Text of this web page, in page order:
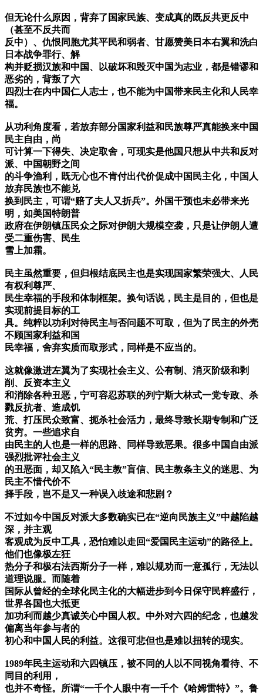
但无论什么原因，背弃了国家民族、变成真的既反共更反中
（甚至不反共而
反中）、仇恨同胞尤其平民和弱者、甘愿赞美日本右翼和洗白
日本战争罪行、解
构并贬损汉族和中国、以破坏和毁灭中国为志业，都是错谬和
恶劣的，背叛了六
四烈士在内中国仁人志士，也不能为中国带来民主化和人民幸
福。
从功利角度看，若放弃部分国家利益和民族尊严真能换来中国
民主自由，尚
可计算一下得失、决定取舍，可现实是他国只想从中共和反对
派、中国朝野之间
的斗争渔利，既无心也不肯付出代价促成中国民主化，中国人
放弃民族也不能兑
换到民主，可谓“赔了夫人又折兵”。外国干预也未必带来光
明，如美国特朗普
政府在伊朗镇压民众之际对伊朗大规模空袭，只是让伊朗人遭
受二重伤害、民生
雪上加霜。
民主虽然重要，但归根结底民主也是实现国家繁荣强大、人民
有权利尊严、
民生幸福的手段和体制框架。换句话说，民主是目的，但也是
实现前提目标的工
具。纯粹以功利对待民主与否问题不可取，但为了民主的外壳
不顾国家利益和国
民幸福，舍弃实质而取形式，同样是不应当的。
这就像激进左翼为了实现社会主义、公有制、消灭阶级和剥
削、反资本主义
和消除各种丑恶，宁可容忍苏联的列宁斯大林式一党专政、杀
戮反抗者、造成饥
荒、打压民众致富、扼杀社会活力，最终导致长期专制和广泛
贫穷。一些追求自
由民主的人也是一样的思路、同样导致恶果。很多中国自由派
强烈批评社会主义
的丑恶面，却又陷入“民主教”盲信、民主教条主义的迷思、为
民主不惜代价不
择手段，岂不是又一种误入歧途和悲剧？
不过如今中国反对派大多数确实已在“逆向民族主义”中越陷越
深，并主观
客观成为反中工具，恐怕难以走回“爱国民主运动”的路径上。
他们也像极左狂
热分子和极右法西斯分子一样，难以规劝而一意孤行，无法以
道理说服。而随着
国际从曾经的全球化民主化的大幅进步到今日保守民粹盛行，
世界各国也大抵更
加功利而越少真诚关心中国人权。中外对六四的纪念，也越发
偏离当年参与者的
初心和中国人民的利益。这很可悲但也是难以扭转的现实。
1989年民主运动和六四镇压，被不同的人以不同视角看待、不
同目的利用，
也并不奇怪。所谓“一千个人眼中有一千个《哈姆雷特》”。鲁